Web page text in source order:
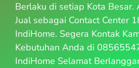
Berlaku di setiap Kota Besar.
Jual sebagai Contact Center
IndiHome. Segera Kontak
Kebutuhan Anda di
IndiHome Selamat